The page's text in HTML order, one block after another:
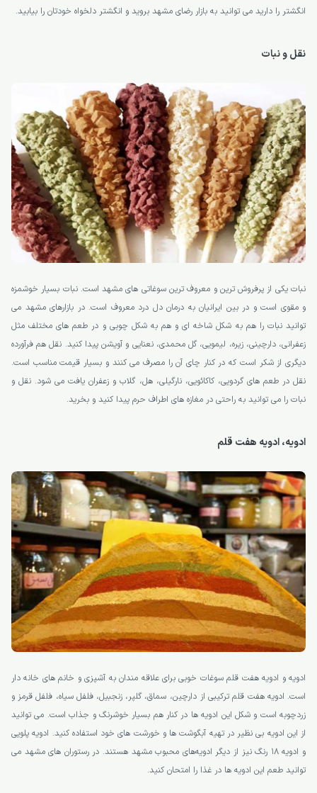
انگشتر را دارید می توانید به بازار رضای مشهد بروید و انگشتر دلخواه خودتان را بیابید.
نقل و نبات
نبات یکی از پرفروش ترین و معروف ترین سوغاتی های مشهد است. نبات بسیار خوشمزه
و مقوی است و در بین ایرانیان به درمان دل درد معروف است. در بازارهای مشهد می
توانید نبات را هم به شکل شاخه ای و هم به شکل چوبی و در طعم های مختلف مثل
زعفرانی، دارچینی، زیره، لیمویی، گل محمدی، نعنایی و آویشن پیدا کنید. نقل هم فرآورده
دیگری از شکر است که در کنار چای آن را مصرف می کنند و بسیار قیمت مناسب است.
نقل در طعم ‌های گردویی، کاکائویی، نارگیلی، هل، گلاب و زعفران یافت می شود. نقل و
نبات را می توانید به راحتی در مغازه های اطراف حرم پیدا کنید و بخرید.
ادویه، ادویه هفت قلم
ادویه و ادویه هفت قلم سوغات خوبی برای علاقه مندان به آشپزی و خانم های خانه دار
است. ادویه هفت قلم ترکیبی از دارچین، سماق، گلپر، زنجبیل، فلفل سیاه، فلفل قرمز و
زردچوبه است و شکل این ادویه ها در کنار هم بسیار خوشرنگ و جذاب است. می توانید
از این ادویه بی نظیر در تهیه آبگوشت ها و خورشت های خود استفاده کنید. ادویه پلویی
و ادویه ۱۸ رنگ نیز از دیگر ادویه‌های محبوب مشهد هستند. در رستوران های مشهد می
توانید طعم این ادویه ها در غذا را امتحان کنید.